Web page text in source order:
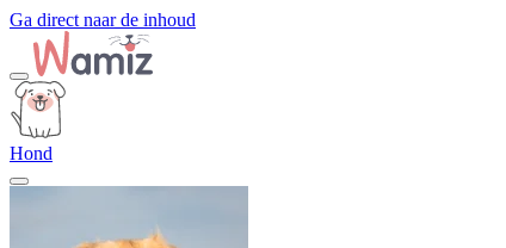
Ga direct naar de inhoud
Hond